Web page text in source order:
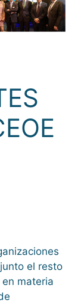
el resto
materia